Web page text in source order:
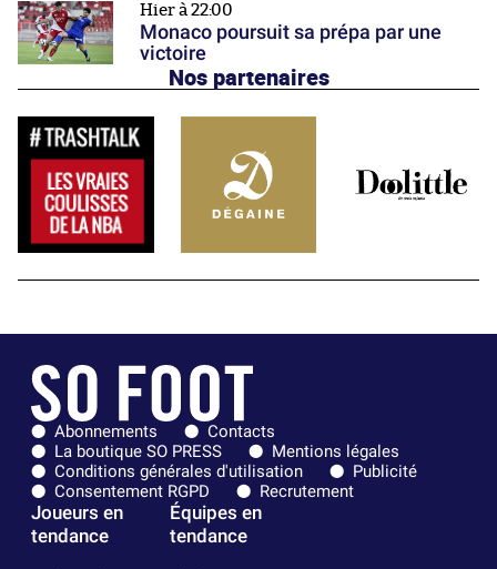
Hier à 22:00
Monaco poursuit sa prépa par une
victoire
Nos partenaires
Abonnements
Contacts
La boutique SO PRESS
Mentions légales
Conditions générales d'utilisation
Publicité
Consentement RGPD
Recrutement
Joueurs en
tendance
Équipes en
tendance